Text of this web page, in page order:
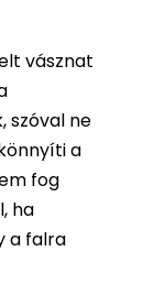
vásznat
szóval ne
a
fog
ha
a falra